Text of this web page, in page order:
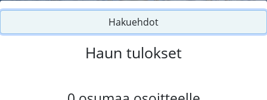
Hakuehdot
Haun tulokset